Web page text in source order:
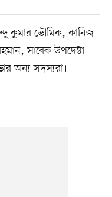
কুমার ভৌমিক, কানিজ
সাবেক উপদেষ্টা
অন্য সদস্যরা।